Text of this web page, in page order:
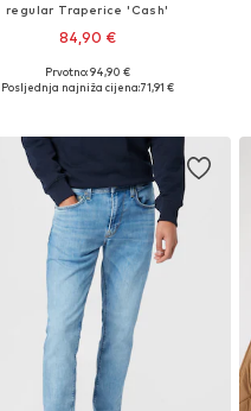
regular Traperice 'Cash'
84,90 €
+ 2
Dostupno u više veličina
Prvotno: 94,90 €
Posljednja najniža cijena:71,91 €